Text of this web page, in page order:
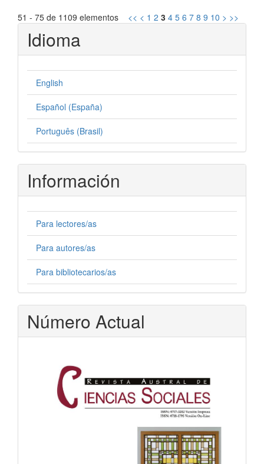
51 - 75 de 1109 elementos << < 1 2 3 4 5 6 7 8 9 10 > >>
Idioma
English
Español (España)
Português (Brasil)
Información
Para lectores/as
Para autores/as
Para bibliotecarios/as
Número Actual